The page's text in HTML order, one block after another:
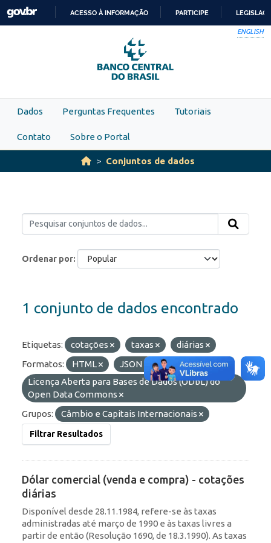
Skip to main content
PARA
O
CONTEÚDO
ACESSO À INFORMAÇÃO PARTICIPE
ENGLISH
Dados Perguntas Frequentes Tutoriais
Contato Sobre o Portal
Conjuntos de dados
Ordenar por
1 conjunto de dados encontrado
Etiquetas: cotações taxas
diárias
Formatos:
HTML JSON
Licenças:
Licença Aberta para Bases de Dados (ODbL) do
Open Data Commons
Grupos:
Câmbio e Capitais Internacionais
Filtrar Resultados
Dólar comercial (venda e compra) - cotações
diárias
Disponível desde 28.11.1984, refere-se às taxas
administradas até março de 1990 e às taxas livres a
partir de então (Resolução 1690, de 18.3.1990). As taxas